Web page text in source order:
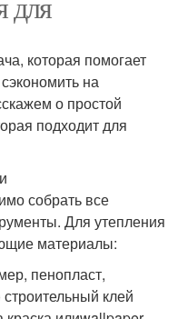
которая помогает
на
о простой
подходит для
собрать все
Для утепления
материалы:
пенопласт,
клей